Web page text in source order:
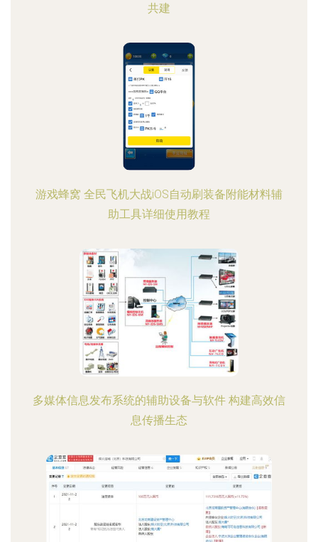
共建
游戏蜂窝 全民飞机大战iOS自动刷装备附能材料辅
助工具详细使用教程
多媒体信息发布系统的辅助设备与软件 构建高效信
息传播生态